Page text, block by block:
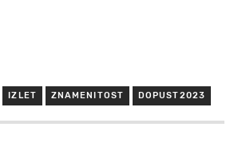
IZLET ZNAMENITOST DOPUST2023